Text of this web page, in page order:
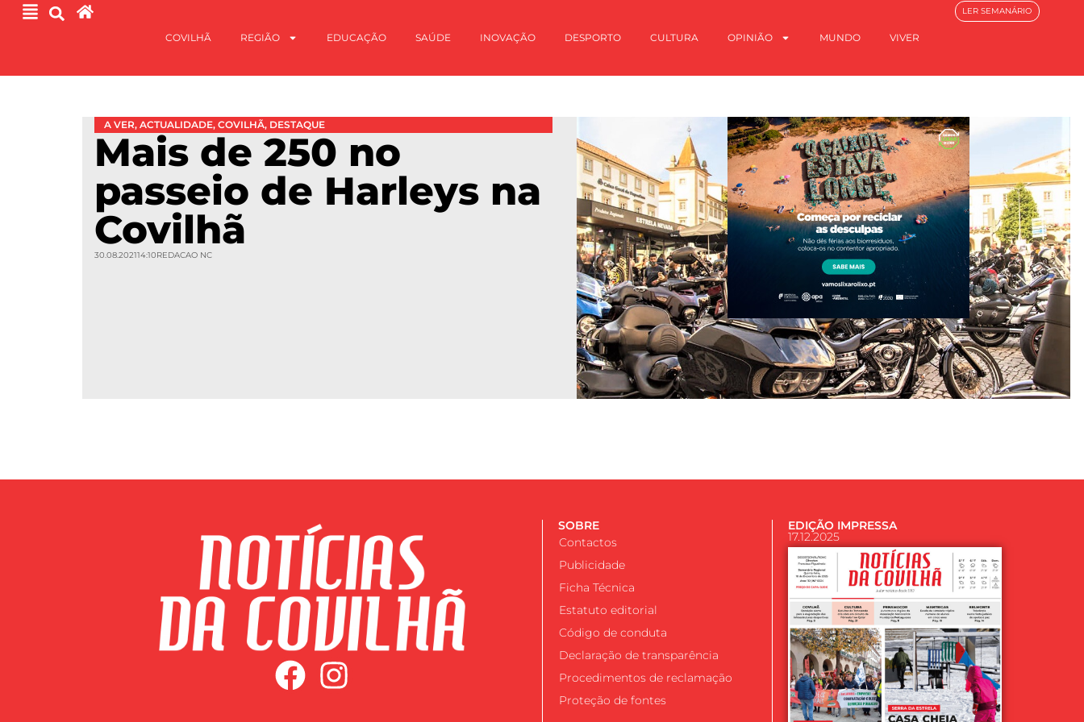
COVILHÃ REGIÃO EDUCAÇÃO SAÚDE INOVAÇÃO DESPORTO CULTURA OPINIÃO MUNDO VIVER
LER SEMANÁRIO
A VER, ACTUALIDADE, COVILHÃ, DESTAQUE
Mais de 250 no
passeio de Harleys na
Covilhã
30.08.202114:10REDACAO NC
SOBRE
Contactos
Publicidade
Ficha Técnica
Estatuto editorial
Código de conduta
Declaração de transparência
Procedimentos de reclamação
Proteção de fontes
EDIÇÃO IMPRESSA
17.12.2025